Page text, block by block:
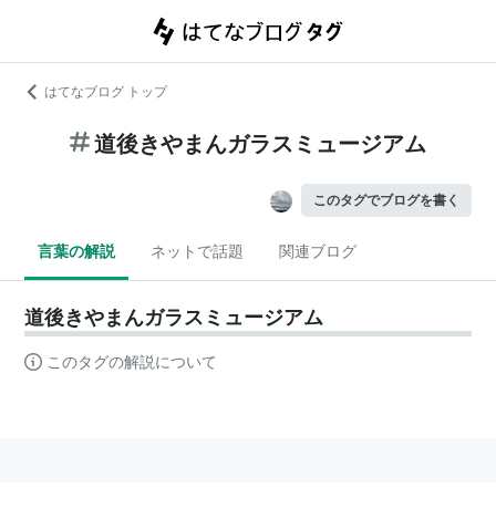
はてなブログ トップ
道後きやまんガラスミュージアム
このタグでブログを書く
言葉の解説 ネットで話題 関連ブログ
道後きやまんガラスミュージアム
このタグの解説について